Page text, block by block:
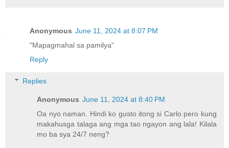
Anonymous June 11, 2024 at 8:07 PM
"Mapagmahal sa pamilya"
Reply
Replies
Anonymous June 11, 2024 at 8:40 PM
Oa nyo naman. Hindi ko gusto itong si Carlo pero kung
makahusga talaga ang mga tao ngayon ang lala! Kilala
mo ba sya 24/7 neng?